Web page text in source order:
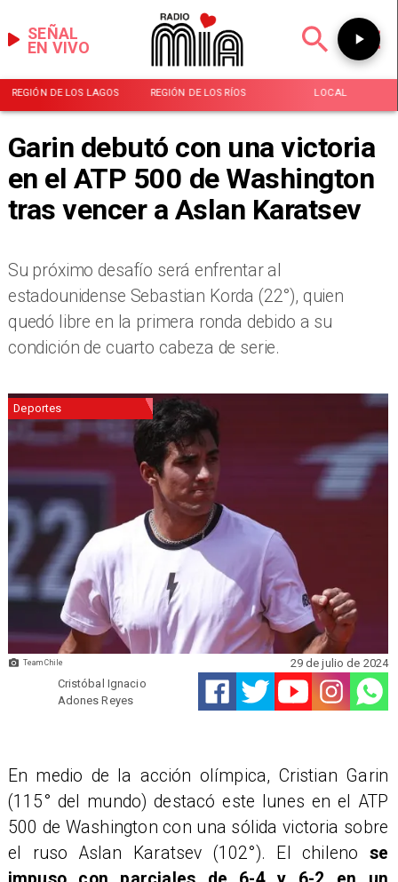
EN VIVO
SEÑAL
REGIÓN DE LOS LAGOS REGIÓN DE LOS RÍOS LOCAL
Garin debutó con una victoria
en el ATP 500 de Washington
tras vencer a Aslan Karatsev
Su próximo desafío será enfrentar al
estadounidense Sebastian Korda (22°), quien
quedó libre en la primera ronda debido a su
condición de cuarto cabeza de serie.
Team Chile
Deportes
Cristóbal Ignacio
Adones Reyes
29 de julio de 2024
En medio de la acción olímpica, Cristian Garin
(115° del mundo) destacó este lunes en el ATP
500 de Washington con una sólida victoria sobre
el ruso Aslan Karatsev (102°). El chileno se